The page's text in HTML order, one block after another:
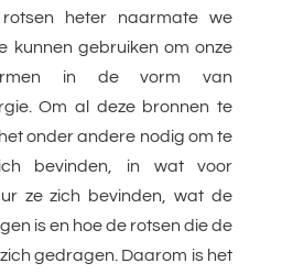
heter naarmate we
kunnen gebruiken om onze
in de vorm van
Om al deze bronnen te
onder andere nodig om te
bevinden, in wat voor
ze zich bevinden, wat de
is en hoe de rotsen die de
gedragen. Daarom is het